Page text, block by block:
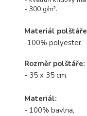
- 300 g/m².
Materiál
-100% polyester.
Rozměr polštáře:
- 35 x 35 cm.
Materiál:
- 100% bavlna,